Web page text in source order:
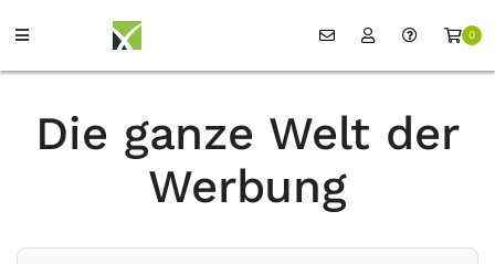
0
Die ganze Welt der
Werbung